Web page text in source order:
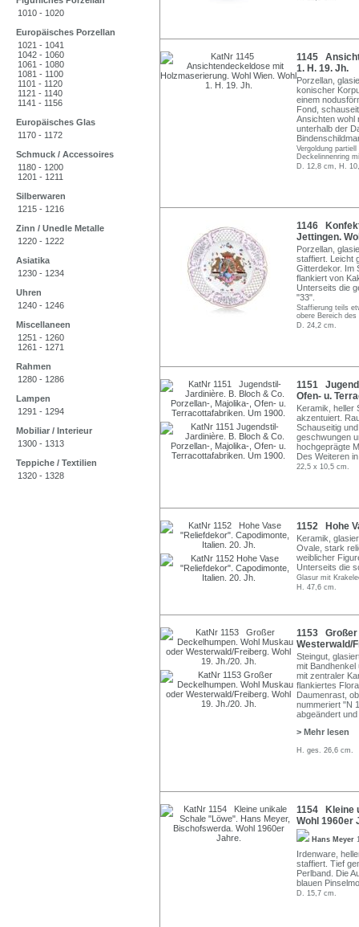
1010 - 1020
Europäisches Porzellan
1021 - 1041
1042 - 1060
1061 - 1080
1081 - 1100
1101 - 1120
1121 - 1140
1141 - 1156
Europäisches Glas
1170 - 1172
Schmuck / Accessoires
1180 - 1200
1201 - 1211
Silberwaren
1215 - 1216
Zinn / Unedle Metalle
1220 - 1222
Asiatika
1230 - 1234
Uhren
1240 - 1246
Miscellaneen
1251 - 1260
1261 - 1271
Rahmen
1280 - 1286
Lampen
1291 - 1294
Mobiliar / Interieur
1300 - 1313
Teppiche / Textilien
1320 - 1328
1145
1. H. 19. Jh.
Porzellan,
konischer
einem
Fond,
Ansichten wohl
unterhalb der
Vergoldung
Deckelinnenring
D. 12,8 cm, H.
1146
Jettingen.
Porzellan,
staffiert. Leicht
Gitterdekor. Im
flankiert von
Unterseits die
"33".
Staffierung teils
obere Bereich
D. 24,2 cm.
1151
Ofen- u.
Keramik, heller
akzentuiert.
Schauseitig
geschwungen
hochgeprägte
Des Weiteren
22,5 x 10,5 cm.
1152 Hohe
Keramik,
Ovale, stark
weiblicher
Unterseits die
Glasur mit
H. 47,6 cm.
1153 Großer
Westerwald/
Steingut,
mit Bandhenkel
mit zentraler
flankiertes
Daumenrast,
nummeriert "N
abgeändert
> Mehr lesen
H. ges. 26,6 cm.
1154 Kleine
Wohl 1960er
Hans Meyer
Irdenware,
staffiert. Tief
Perlband. Die
blauen
D. 15,7 cm.